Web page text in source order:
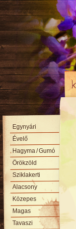
Egynyári
Évelő
Hagyma/ Gumó
Örökzöld
Sziklakerti
Alacsony
Közepes
Magas
Tavaszi